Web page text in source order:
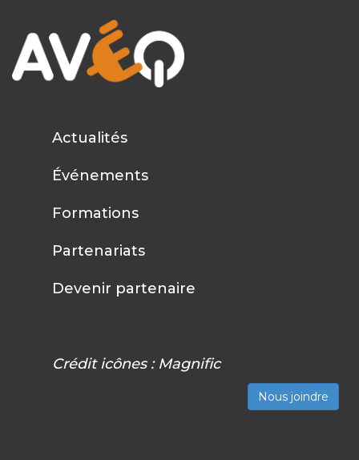
Actualités
Événements
Formations
Partenariats
Devenir partenaire
Crédit icônes : Magnific
Nous joindre